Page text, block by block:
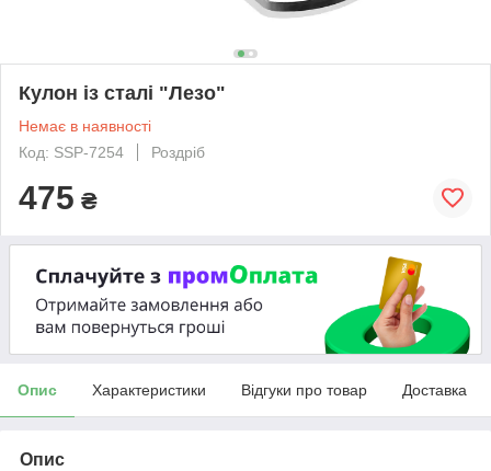
Кулон із сталі "Лезо"
Немає в наявності
Код: SSP-7254
Роздріб
475 ₴
Опис Характеристики Відгуки про товар Доставка
Опис